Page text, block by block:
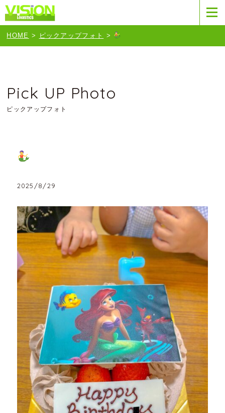
HOME > ピックアップフォト >
Pick UP Photo
ピックアップフォト
2025/8/29